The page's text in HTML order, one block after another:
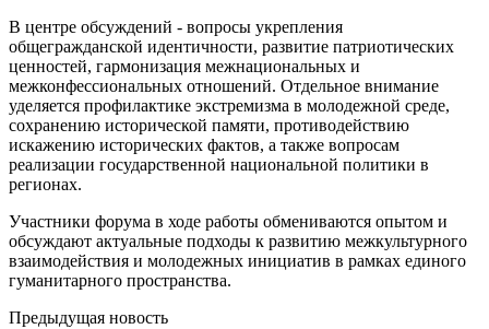
В центре обсуждений - вопросы укрепления
общегражданской идентичности, развитие патриотических
ценностей, гармонизация межнациональных и
межконфессиональных отношений. Отдельное внимание
уделяется профилактике экстремизма в молодежной среде,
сохранению исторической памяти, противодействию
искажению исторических фактов, а также вопросам
реализации государственной национальной политики в
регионах.
Участники форума в ходе работы обмениваются опытом и
обсуждают актуальные подходы к развитию межкультурного
взаимодействия и молодежных инициатив в рамках единого
гуманитарного пространства.
Предыдущая новость